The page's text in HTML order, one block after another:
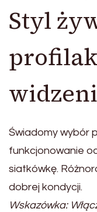
Styl
Świadomy wybór
funkcjonowanie
siatkówkę.
dobrej kondycji.
Wskazówka: